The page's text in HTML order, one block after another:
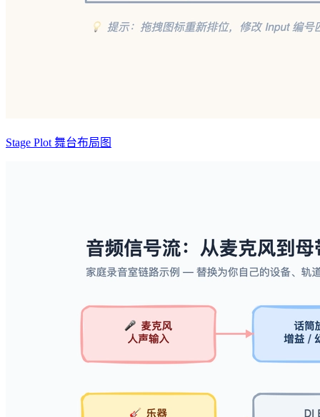
Stage Plot 舞台布局图